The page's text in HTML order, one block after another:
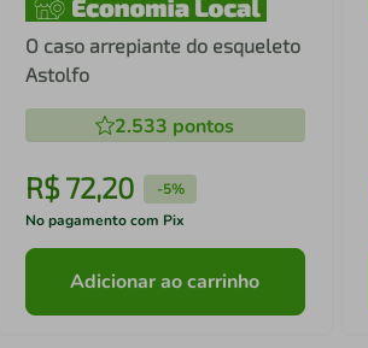
O caso arrepiante do esqueleto
Astolfo
2.533 pontos
R$ 72,20 -5%
No pagamento com Pix
Adicionar ao carrinho